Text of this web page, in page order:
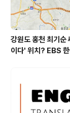
강원도 홍천 최기순
이다' 위치? EBS
강원도 홍천군 가볼
까르돈, kbs 인간